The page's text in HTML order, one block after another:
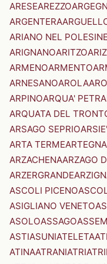
ARESEAREZZO
ARGENTERA
ARIANO NEL POLESINE
ARIGNANOARITZO
ARMENOARMENTO
ARNESANOAROLA
ARPINOARQUA'
ARQUATA DEL
ARSAGO SEPRIOARSIE'
ARTA TERMEARTEGNA
ARZACHENAARZAGO
ARZERGRANDE
ASCOLI PICENO
ASIGLIANO VENETO
ASOLOASSAGO
ASTIASUNIATELETA
ATINAATRANIATRI